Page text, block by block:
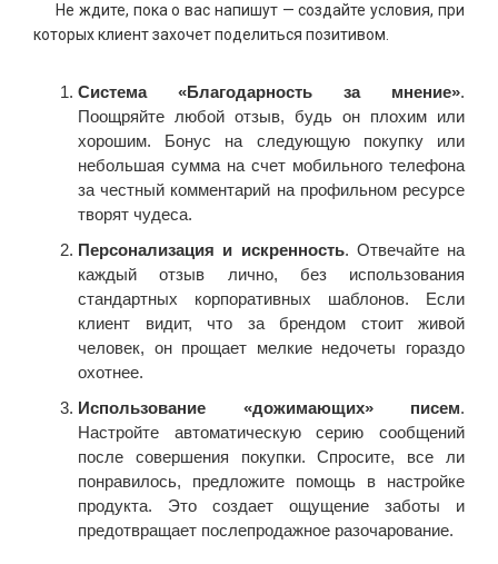
Не ждите, пока о вас напишут — создайте условия, при
которых клиент захочет поделиться позитивом.
Система «Благодарность за мнение».
Поощряйте любой отзыв, будь он плохим или
хорошим. Бонус на следующую покупку или
небольшая сумма на счет мобильного телефона
за честный комментарий на профильном ресурсе
творят чудеса.
Персонализация и искренность. Отвечайте на
каждый отзыв лично, без использования
стандартных корпоративных шаблонов. Если
клиент видит, что за брендом стоит живой
человек, он прощает мелкие недочеты гораздо
охотнее.
Использование «дожимающих» писем.
Настройте автоматическую серию сообщений
после совершения покупки. Спросите, все ли
понравилось, предложите помощь в настройке
продукта. Это создает ощущение заботы и
предотвращает послепродажное разочарование.